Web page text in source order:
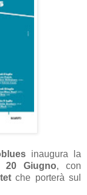
inaugura la
20 Giugno, con
che porterà sul